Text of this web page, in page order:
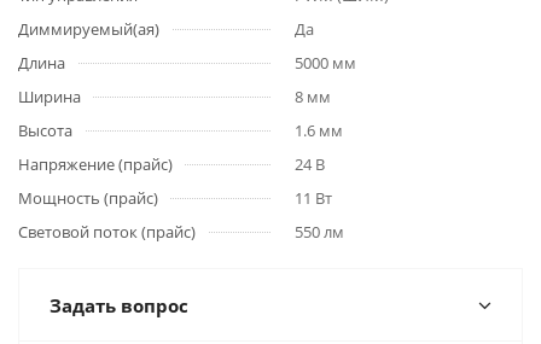
Диммируемый(ая)
Да
Длина
5000 мм
Ширина
8 мм
Высота
1.6 мм
Напряжение (прайс)
24 В
Мощность (прайс)
11 Вт
Световой поток (прайс)
550 лм
Задать вопрос